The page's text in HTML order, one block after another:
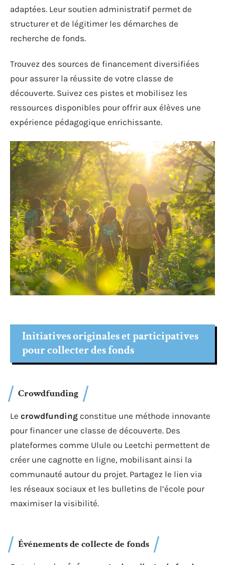
adaptées. Leur soutien administratif permet de
structurer et de légitimer les démarches de
recherche de fonds.
Trouvez des sources de financement diversifiées
pour assurer la réussite de votre classe de
découverte. Suivez ces pistes et mobilisez les
ressources disponibles pour offrir aux élèves une
expérience pédagogique enrichissante.
Initiatives originales et participatives
pour collecter des fonds
Crowdfunding
Le crowdfunding constitue une méthode innovante
pour financer une classe de découverte. Des
plateformes comme Ulule ou Leetchi permettent de
créer une cagnotte en ligne, mobilisant ainsi la
communauté autour du projet. Partagez le lien via
les réseaux sociaux et les bulletins de l’école pour
maximiser la visibilité.
Événements de collecte de fonds